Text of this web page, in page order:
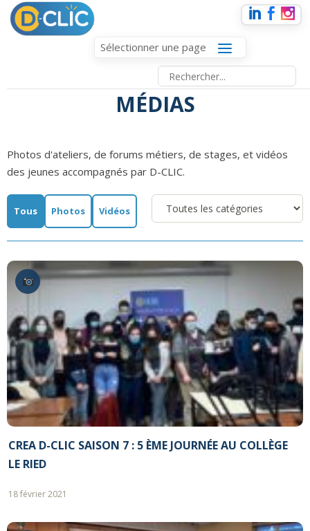
Sélectionner une page
MÉDIAS
Photos d'ateliers, de forums métiers, de stages, et vidéos
des jeunes accompagnés par D-CLIC.
Tous Photos Vidéos
CREA D-CLIC SAISON 7 : 5 ÈME JOURNÉE AU COLLÈGE
LE RIED
18 février 2021